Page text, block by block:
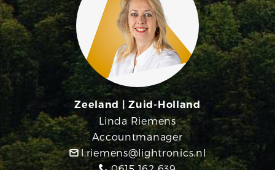
Zeeland | Zuid-Holland
Linda Riemens
Accountmanager
l.riemens@lightronics.nl